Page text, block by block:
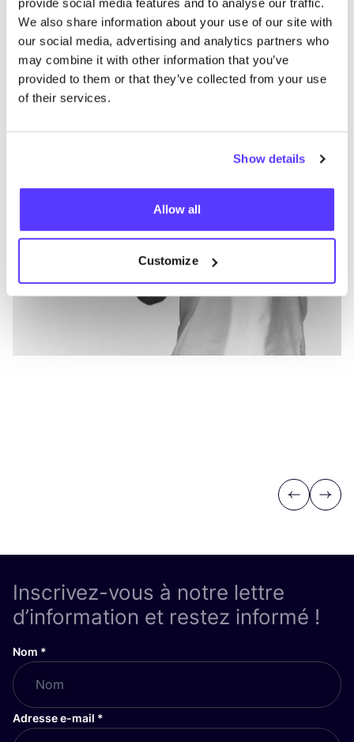
We also share information about your use of our site with
our social media, advertising and analytics partners who
may combine it with other information that you’ve
provided to them or that they’ve collected from your use
of their services.
Show details
Allow all
Customize
Selected Homme
Vêtements Jeans / Denim 5+
Previous
Next
Inscrivez-vous à notre lettre
d’information et restez informé !
Nom *
Adresse e-mail *